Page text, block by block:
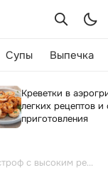
Супы Выпечка
Креветки в
легких рецептов и
приготовления
20 лучших фильмов-катастроф с высоким рейтингом